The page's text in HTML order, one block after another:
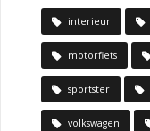
interieur
motorfiets
sportster
volkswagen